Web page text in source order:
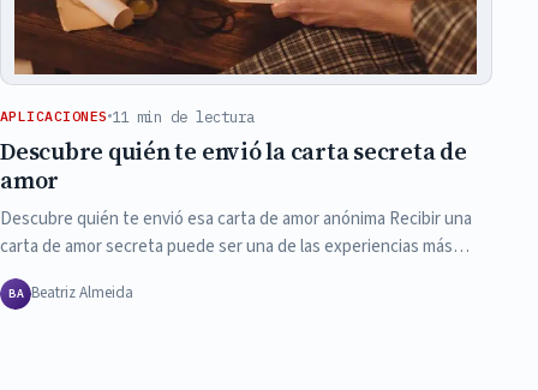
APLICACIONES 11 min de lectura
Descubre quién te envió la carta secreta de
amor
Descubre quién te envió esa carta de amor anónima Recibir una
carta de amor secreta puede ser una de las experiencias más…
BA Beatriz Almeida